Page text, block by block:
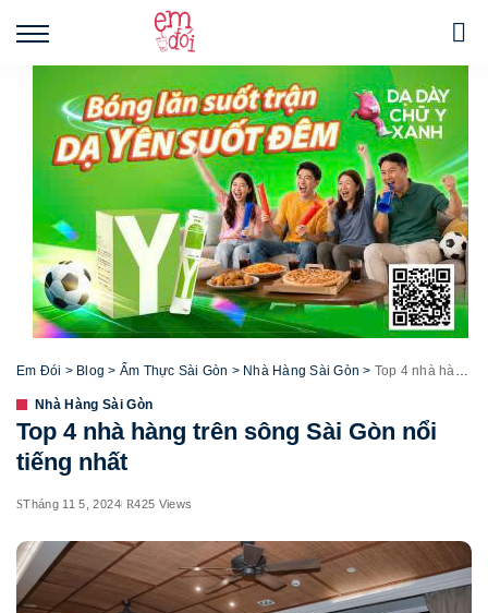
Em Đói > Blog > Ẩm Thực Sài Gòn > Nhà Hàng Sài Gòn > Top 4 nhà hàng trên sông Sài Gòn nổi tiếng nhất
Nhà Hàng Sài Gòn
Top 4 nhà hàng trên sông Sài Gòn nổi
tiếng nhất
Tháng 11 5, 2024 425 Views